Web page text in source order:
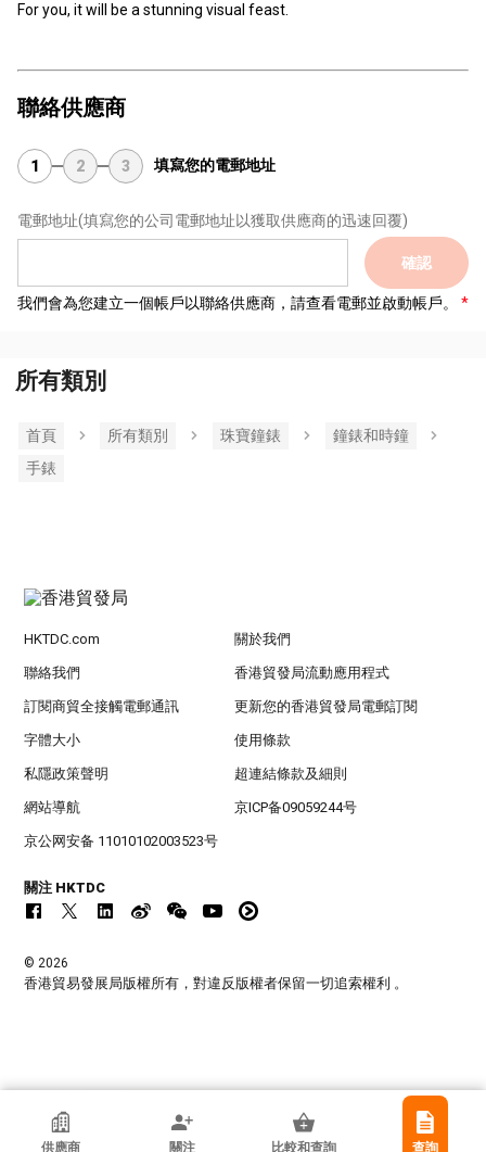
For you, it will be a stunning visual feast.
聯絡供應商
1 2 3 填寫您的電郵地址
電郵地址(填寫您的公司電郵地址以獲取供應商的迅速回覆)
確認
我們會為您建立一個帳戶以聯絡供應商，請查看電郵並啟動帳戶。
所有類別
首頁 所有類別 珠寶鐘錶
鐘錶和時鐘
手錶
香港貿發局參展商
供應商 關注 比較和查詢 查詢
HKTDC.com 關於我們
聯絡我們 香港貿發局流動應用程式
訂閱商貿全接觸電郵通訊 更新您的香港貿發局電郵訂閱
字體大小 使用條款
私隱政策聲明 超連結條款及細則
網站導航 京ICP备09059244号
京公网安备 11010102003523号
關注 HKTDC
© 2026
香港貿易發展局版權所有，對違反版權者保留一切追索權利 。